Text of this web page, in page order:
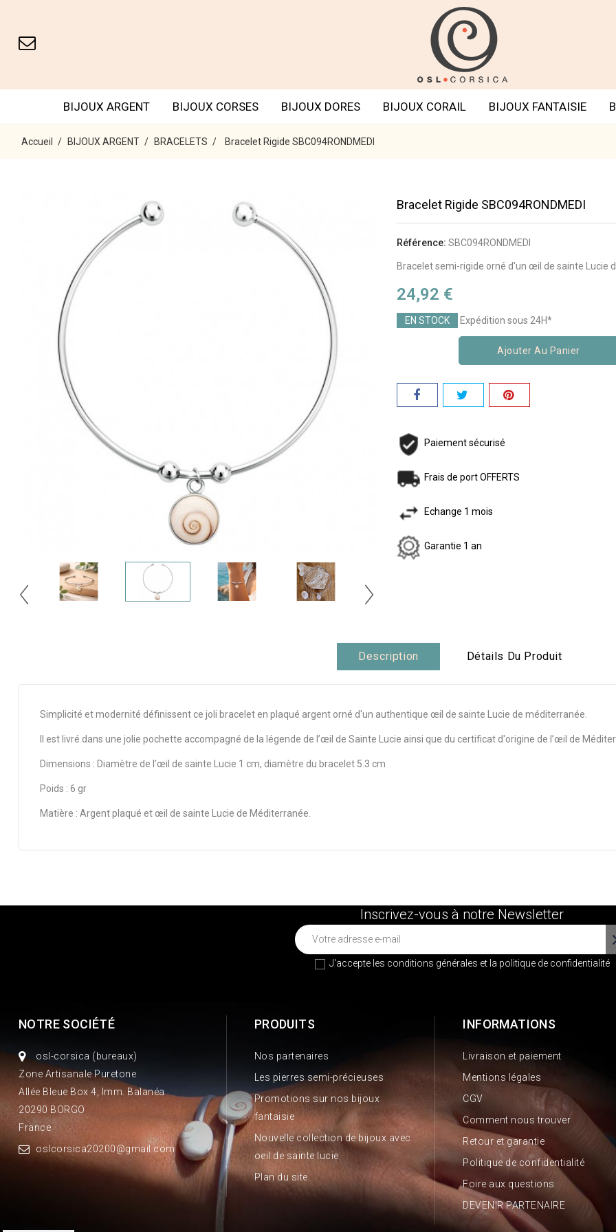
BIJOUX ARGENT BIJOUX CORSES BIJOUX DORES BIJOUX CORAIL BIJOUX FANTAISIE
Accueil BIJOUX ARGENT BRACELETS Bracelet Rigide SBC094RONDMEDI
Bracelet Rigide SBC094RONDMEDI
Référence: SBC094RONDMEDI
Bracelet semi-rigide orné d'un œil de sainte Lucie
24,92 €
EN STOCK Expédition sous 24H*
Ajouter Au Panier
Paiement sécurisé
Frais de port OFFERTS
Echange 1 mois
Garantie 1 an
Description Détails Du Produit
Simplicité et modernité définissent ce joli bracelet en plaqué argent orné d'un authentique œil de sainte Lucie de méditerranée.
Il est livré dans une jolie pochette accompagné de la légende de l’œil de Sainte Lucie ainsi que du certificat d'origine de l’œil de
Dimensions : Diamètre de l’œil de sainte Lucie 1 cm, diamètre du bracelet 5.3 cm
Poids : 6 gr
Matière : Argent plaqué et œil de sainte Lucie de Méditerranée.
Inscrivez-vous à notre Newsletter
J'accepte les conditions générales et la politique de confidentialité
NOTRE SOCIÉTÉ
osl-corsica (bureaux)
Zone Artisanale Puretone
Allée Bleue Box 4, Imm. Balanéa
20290 BORGO
France
oslcorsica20200@gmail.com
PRODUITS
Nos partenaires
Les pierres semi-précieuses
Promotions sur nos bijoux
fantaisie
Nouvelle collection de bijoux avec
oeil de sainte lucie
Plan du site
INFORMATIONS
Livraison et paiement
Mentions légales
CGV
Comment nous trouver
Retour et garantie
Politique de confidentialité
Foire aux questions
DEVENIR PARTENAIRE